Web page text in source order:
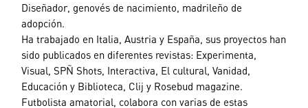
Diseñador, genovés de nacimiento, madrileño de
adopción.
Ha trabajado en Italia, Austria y España, sus proyectos han
sido publicados en diferentes revistas: Experimenta,
Visual, SPÑ Shots, Interactiva, El cultural, Vanidad,
Educación y Biblioteca, Clij y Rosebud magazine.
Futbolista amatorial, colabora con varias de estas